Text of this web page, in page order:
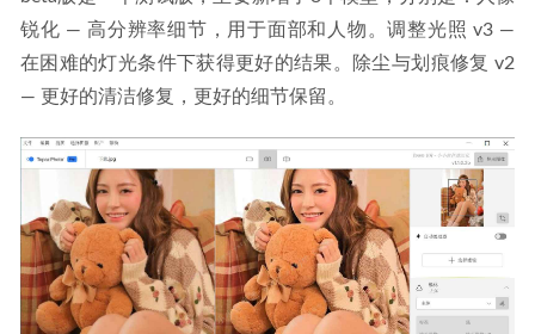
锐化 — 高分辨率细节，用于面部和人物。调整光照 v3 —
在困难的灯光条件下获得更好的结果。除尘与划痕修复 v2
— 更好的清洁修复，更好的细节保留。
26
网易云音乐 7.0.30 for Android去广告VIP版 2020-04-10